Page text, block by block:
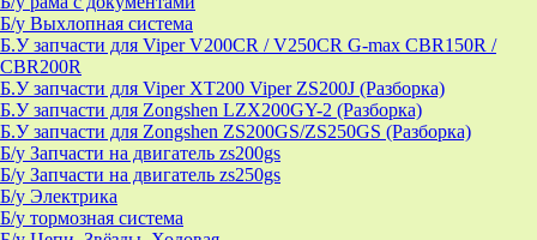
Б/у Выхлопная система
Б.У запчасти для Viper V200CR / V250CR G-max CBR150R /
CBR200R
Б.У запчасти для Viper XT200 Viper ZS200J (Разборка)
Б.У запчасти для Zongshen LZX200GY-2 (Разборка)
Б.У запчасти для Zongshen ZS200GS/ZS250GS (Разборка)
Б/у Запчасти на двигатель zs200gs
Б/у Запчасти на двигатель zs250gs
Б/у Электрика
Б/у тормозная система